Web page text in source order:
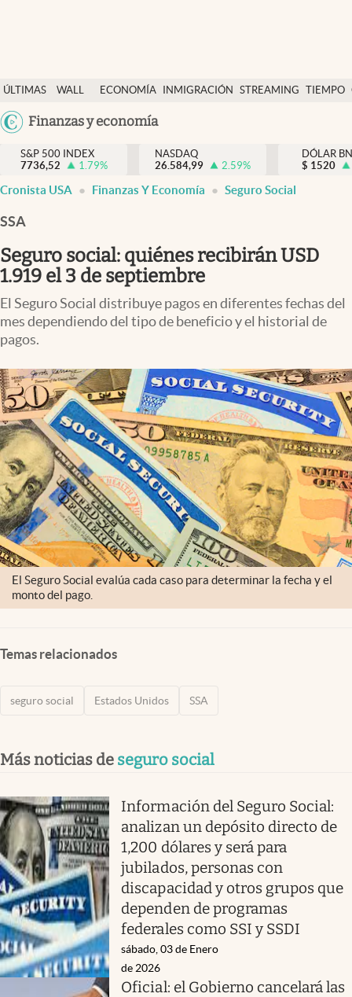
ÚLTIMAS
NOTICIAS
WALL
DÓLAR
ECONOMÍA INMIGRACIÓN STREAMING TIEMPO
México
Finanzas y economía
Finanzas y economía
Wall Street y dólar
Inmigración
Espiritual
Streaming
PC y mobile
USA
S&P 500 INDEX
7736,52
1.79%
NASDAQ
26.584,99
2.59%
DÓLAR
$ 1520
Cronista USA Finanzas Y Economía Seguro Social
SSA
Seguro social: quiénes recibirán USD
1.919 el 3 de septiembre
El Seguro Social distribuye pagos en diferentes fechas del
mes dependiendo del tipo de beneficio y el historial de
pagos.
El Seguro Social evalúa cada caso para determinar la fecha y el
monto del pago.
Temas relacionados
seguro social Estados Unidos SSA
Más noticias de seguro social
Información del Seguro Social:
analizan un depósito directo de
1,200 dólares y será para
jubilados, personas con
discapacidad y otros grupos que
dependen de programas
federales como SSI y SSDI
sábado, 03 de Enero
de 2026
Oficial: el Gobierno cancelará las